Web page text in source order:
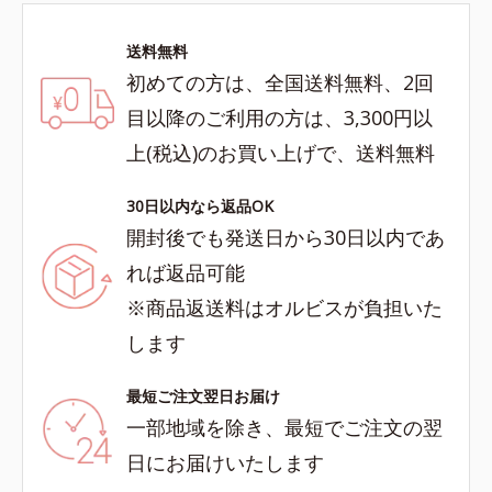
送料無料
初めての方は、全国送料無料、2回
目以降のご利用の方は、3,300円以
上(税込)のお買い上げで、送料無料
30日以内なら返品OK
開封後でも発送日から30日以内であ
れば返品可能
※商品返送料はオルビスが負担いた
します
最短ご注文翌日お届け
一部地域を除き、最短でご注文の翌
日にお届けいたします